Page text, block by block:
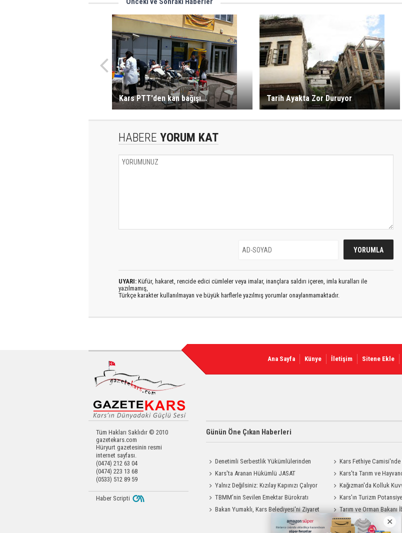
Kars PTT'den kan bağışı... Tarih Ayakta Zor Duruyor
HABERE YORUM KAT
UYARI: Küfür, hakaret, rencide edici cümleler veya imalar, inançlara saldırı içeren, imla kuralları ile
yazılmamış,
Türkçe karakter kullanılmayan ve büyük harflerle yazılmış yorumlar onaylanmamaktadır.
Ana Sayfa Künye İletişim Sitene Ekle
Tüm Hakları Saklıdır © 2010
gazetekars.com
Hüryurt gazetesinin resmi
internet sayfası.
(0474) 212 63 04
(0474) 223 13 68
(0533) 512 89 59
Günün Öne Çıkan Haberleri
Denetimli Serbestlik Yükümlülerinden
Okula Temizlik Desteği
Kars Fethiye
Bayrağı Görenlerin
Kars'ta Aranan Hükümlü JASAT
Operasyonuyla Yakalandı
Kars'ta Tarım ve
Yatırıldı
Yalnız Değilsiniz: Kızılay Kapınızı Çalıyor
Kağızman'da Kolluk
İlk Yardım Eğitimi
TBMM’nin Sevilen Emektar Bürokratı
Durdağı Yıldırım’ın Acı Günü
Kars'ın Turizm
Bakan Yumaklı, Kars Belediyesi'ni Ziyaret
Tarım ve Orman Bakanı
Kars Valiliği'ne Ziyaret
Haber Scripti